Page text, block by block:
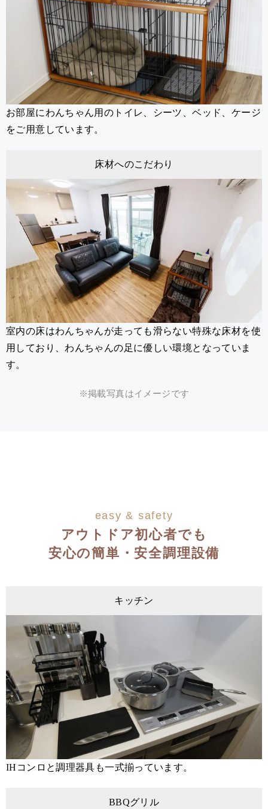
お部屋にわんちゃん用のトイレ、シーツ、ベッド、ケージ
をご用意しています。
床材へのこだわり
室内の床はわんちゃんが走っても滑らない特殊な床材を使
用しており、わんちゃんの足に優しい環境となっていま
す。
※掲載写真はイメージです
easy & safety
アウトドア初心者でも
安心の簡単・安全調理設備
キッチン
IHコンロと調理器具も一式揃っています。
BBQグリル